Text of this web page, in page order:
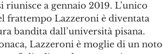
a gennaio 2019. L’unico
frattempo Lazzeroni è diventata
bandita dall’università pisana.
Lazzeroni è moglie di un noto